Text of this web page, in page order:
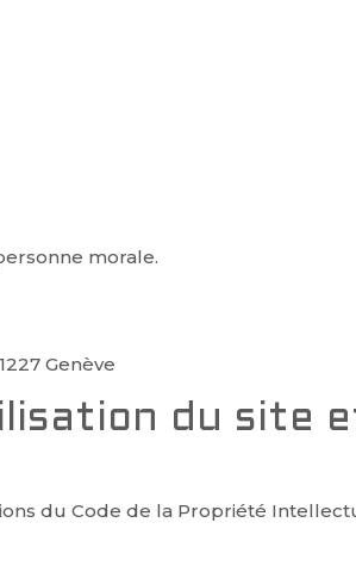
morale.
Genève
du site
du Code de la Propriété